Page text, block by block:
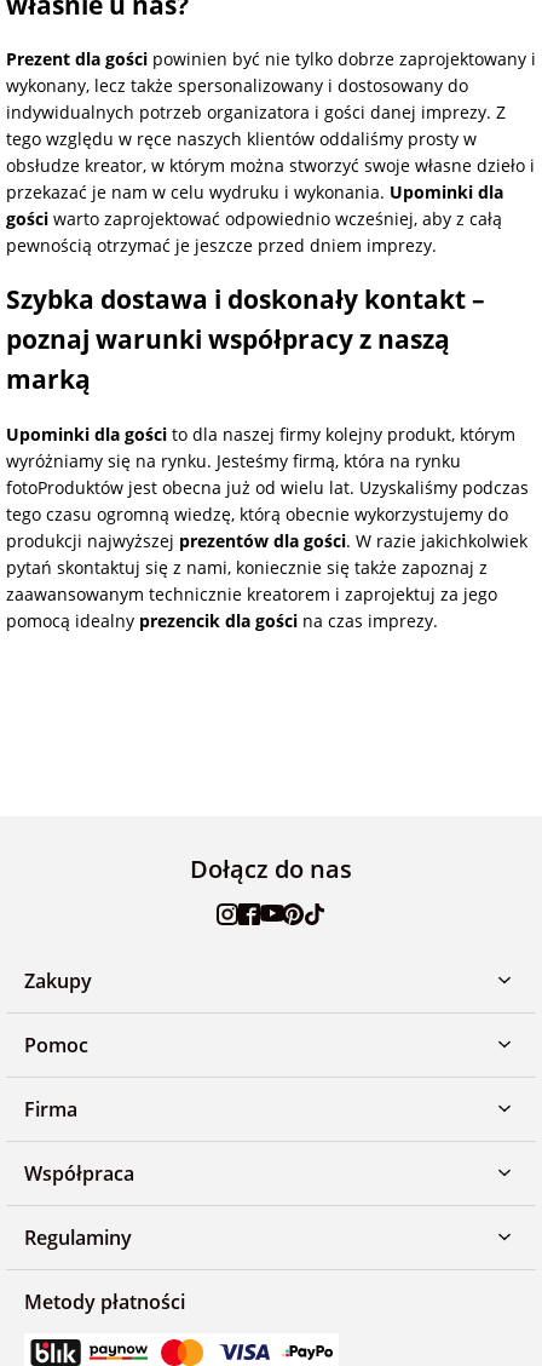
Prezent dla gości powinien być nie tylko dobrze zaprojektowany i
wykonany, lecz także spersonalizowany i dostosowany do
indywidualnych potrzeb organizatora i gości danej imprezy. Z
tego względu w ręce naszych klientów oddaliśmy prosty w
obsłudze kreator, w którym można stworzyć swoje własne dzieło i
przekazać je nam w celu wydruku i wykonania. Upominki dla
gości warto zaprojektować odpowiednio wcześniej, aby z całą
pewnością otrzymać je jeszcze przed dniem imprezy.
Szybka dostawa i doskonały kontakt –
poznaj warunki współpracy z naszą
marką
Upominki dla gości to dla naszej firmy kolejny produkt, którym
wyróżniamy się na rynku. Jesteśmy firmą, która na rynku
fotoProduktów jest obecna już od wielu lat. Uzyskaliśmy podczas
tego czasu ogromną wiedzę, którą obecnie wykorzystujemy do
produkcji najwyższej prezentów dla gości. W razie jakichkolwiek
pytań skontaktuj się z nami, koniecznie się także zapoznaj z
zaawansowanym technicznie kreatorem i zaprojektuj za jego
pomocą idealny prezencik dla gości na czas imprezy.
Dołącz do nas
Zakupy
Pomoc
Firma
Współpraca
Regulaminy
Metody płatności